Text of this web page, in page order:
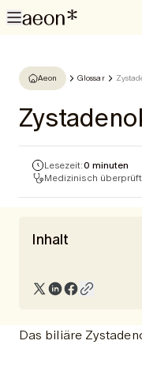
Aeon Glossar
Lesezeit:0 minuten
Medizinisch
Inhalt
Das biliäre